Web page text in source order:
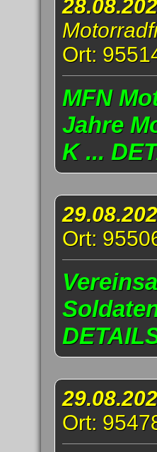
Ort:
MFN
Jahre
K ...
Ort:
Ort: